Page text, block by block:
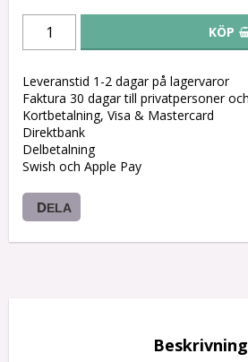
KÖP
Leveranstid 1-2 dagar på lagervaror
Faktura 30 dagar till privatpersoner
Kortbetalning, Visa & Mastercard
Direktbank
Delbetalning
Swish och Apple Pay
DELA
Beskrivning